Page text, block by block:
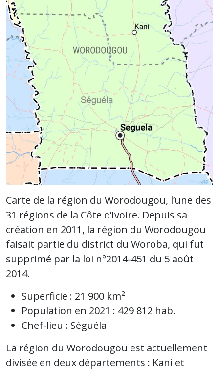
Carte de la région du Worodougou, l’une des
31 régions de la Côte d’Ivoire. Depuis sa
création en 2011, la région du Worodougou
faisait partie du district du Woroba, qui fut
supprimé par la loi n°2014-451 du 5 août
2014.
Superficie : 21 900 km²
Population en 2021 : 429 812 hab.
Chef-lieu : Séguéla
La région du Worodougou est actuellement
divisée en deux départements : Kani et